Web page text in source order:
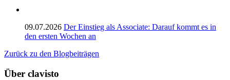
09.07.2026 Der Einstieg als Associate: Darauf kommt es in
den ersten Wochen an
Zurück zu den Blogbeiträgen
Über clavisto